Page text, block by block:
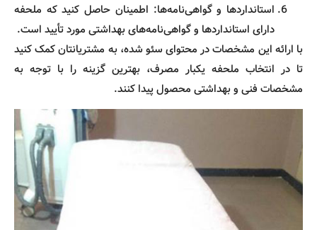
استانداردها و گواهی‌نامه‌ها: اطمینان حاصل کنید که ملحفه
دارای استانداردها و گواهی‌نامه‌های بهداشتی مورد تأیید است.
با ارائه این مشخصات در محتوای سئو شده، به مشتریانتان کمک کنید
تا در انتخاب ملحفه یکبار مصرف، بهترین گزینه را با توجه به
مشخصات فنی و بهداشتی محصول پیدا کنند.